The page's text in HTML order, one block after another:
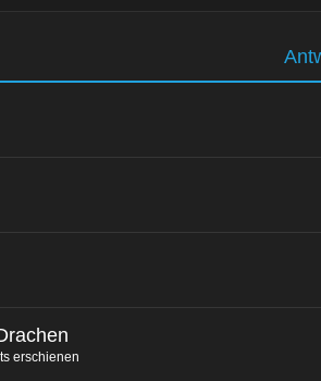
erschienen